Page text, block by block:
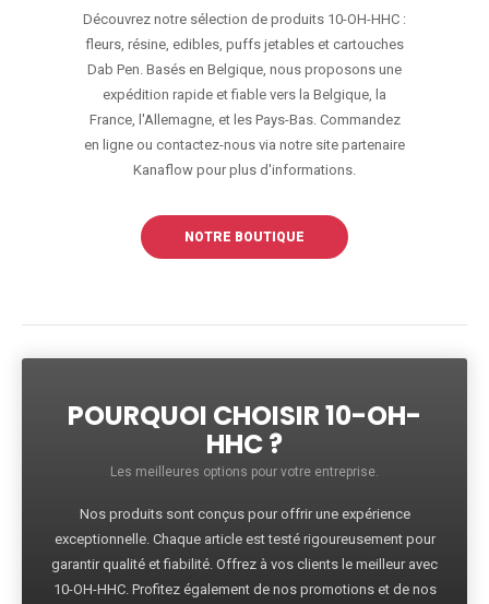
Découvrez notre sélection de produits 10-OH-HHC :
fleurs, résine, edibles, puffs jetables et cartouches
Dab Pen. Basés en Belgique, nous proposons une
expédition rapide et fiable vers la Belgique, la
France, l'Allemagne, et les Pays-Bas. Commandez
en ligne ou contactez-nous via notre site partenaire
Kanaflow pour plus d'informations.
NOTRE BOUTIQUE
POURQUOI CHOISIR 10-OH-
HHC ?
Les meilleures options pour votre entreprise.
Nos produits sont conçus pour offrir une expérience
exceptionnelle. Chaque article est testé rigoureusement pour
garantir qualité et fiabilité. Offrez à vos clients le meilleur avec
10-OH-HHC. Profitez également de nos promotions et de nos